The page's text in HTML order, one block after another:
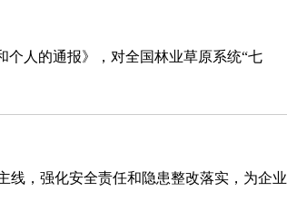
个人的通报》，对全国林业草原系统“七
线，强化安全责任和隐患整改落实，为企业